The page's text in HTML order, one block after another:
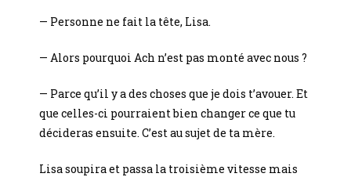
— Personne ne fait la tête, Lisa.
— Alors pourquoi Ach n’est pas monté avec nous ?
— Parce qu’il y a des choses que je dois t’avouer. Et
que celles-ci pourraient bien changer ce que tu
décideras ensuite. C’est au sujet de ta mère.
Lisa soupira et passa la troisième vitesse mais